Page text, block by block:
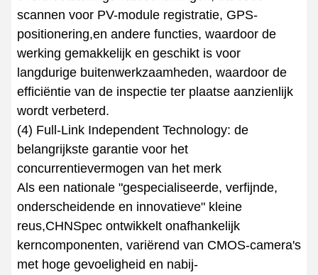
scannen voor PV-module registratie, GPS-
positionering,en andere functies, waardoor de
werking gemakkelijk en geschikt is voor
langdurige buitenwerkzaamheden, waardoor de
efficiëntie van de inspectie ter plaatse aanzienlijk
wordt verbeterd.
(4) Full-Link Independent Technology: de
belangrijkste garantie voor het
concurrentievermogen van het merk
Als een nationale "gespecialiseerde, verfijnde,
onderscheidende en innovatieve" kleine
reus,CHNSpec ontwikkelt onafhankelijk
kerncomponenten, variërend van CMOS-camera's
met hoge gevoeligheid en nabij-